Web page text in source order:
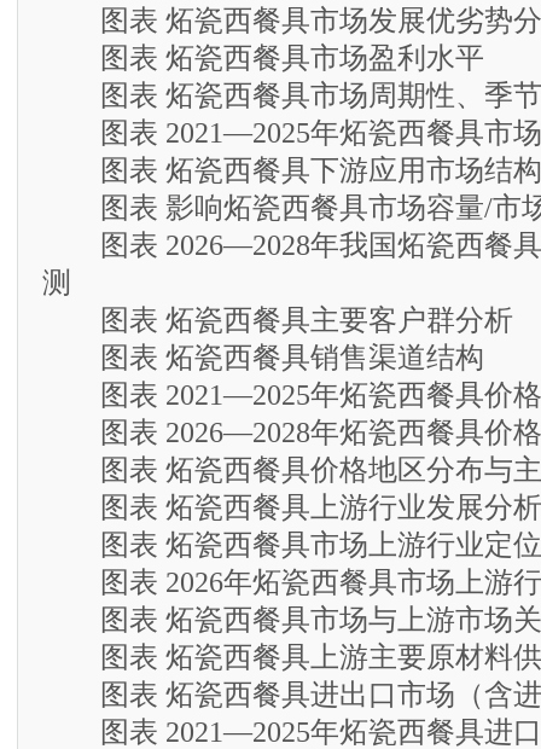
图表 炻瓷西餐具市场发展优劣势
图表 炻瓷西餐具市场盈利水平
图表 炻瓷西餐具市场周期性、季
图表 2021—2025年炻瓷西餐具市场
图表 炻瓷西餐具下游应用市场结构
图表 影响炻瓷西餐具市场容量/市
图表 2026—2028年我国炻瓷西餐具
测
图表 炻瓷西餐具主要客户群分析
图表 炻瓷西餐具销售渠道结构
图表 2021—2025年炻瓷西餐具价
图表 2026—2028年炻瓷西餐具价
图表 炻瓷西餐具价格地区分布与主
图表 炻瓷西餐具上游行业发展分析
图表 炻瓷西餐具市场上游行业定位
图表 2026年炻瓷西餐具市场上游
图表 炻瓷西餐具市场与上游市场
图表 炻瓷西餐具上游主要原材料
图表 炻瓷西餐具进出口市场（含进
图表 2021—2025年炻瓷西餐具进